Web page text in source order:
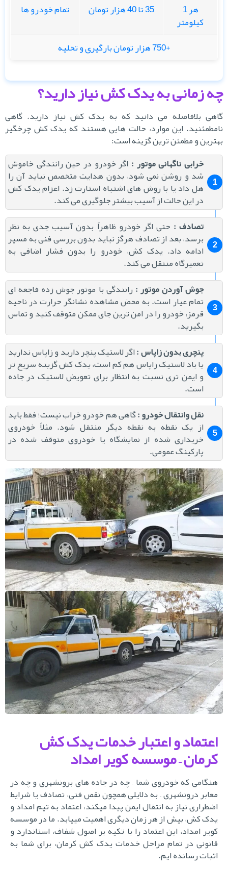
هر 1
کیلومتر
تمام خودرو ها
زمانی به یدک کش نیاز دارید؟
بلافاصله می دانید که به یدک کش نیاز دارید. گاهی
این موارد، حالت هایی هستند که یدک کش چرخگیر
و مطمئن ترین گزینه است:
خرابی ناگهانی موتور:اگر خودرو در حین رانندگی خاموش
شد و روشن نمی شود، بدون هدایت متخصص نباید آن را
هل داد یا با روش های اشتباه استارت زد. اعزام یدک کش
در این حالت از آسیب بیشتر جلوگیری می کند.
تصادف:حتی اگر خودرو ظاهراً بدون آسیب جدی به نظر
برسد، بعد از تصادف هرگز نباید بدون بررسی فنی به مسیر
ادامه داد. یدک کش، خودرو را بدون فشار اضافی به
تعمیرگاه منتقل می کند.
جوش آوردن موتور:رانندگی با موتور جوش زده فاجعه ای
تمام عیار است. به محض مشاهده نشانگر حرارت در ناحیه
قرمز، خودرو را در امن ترین جای ممکن متوقف کنید و تماس
بگیرید.
پنچری بدون زاپاس:اگر لاستیک پنچر دارید و زاپاس ندارید
یا باد لاستیک زاپاس هم کم است، یدک کش گزینه سریع تر
و ایمن تری نسبت به انتظار برای تعویض لاستیک در جاده
است.
نقل وانتقال خودرو:گاهی هم خودرو خراب نیست؛ فقط باید
از یک نقطه به نقطه دیگر منتقل شود. مثلاً خودروی
خریداری شده از نمایشگاه یا خودروی متوقف شده در
پارکینگ عمومی.
اعتماد و اعتبار خدمات یدک کش
کرمان – موسسه کویر امداد
هنگامی که خودروی شما – چه در جاده های برونشهری و چه در
معابر درونشهری – به دلایلی همچون نقص فنی، تصادف یا شرایط
اضطراری نیاز به انتقال ایمن پیدا میکند، اعتماد به تیم امداد و
یدک کش، بیش از هر زمان دیگری اهمیت مییابد. ما در موسسه
کویر امداد، این اعتماد را با تکیه بر اصول شفاف، استاندارد و
قانونی در تمام مراحل خدمات یدک کش کرمان، برای شما به
اثبات رسانده ایم.